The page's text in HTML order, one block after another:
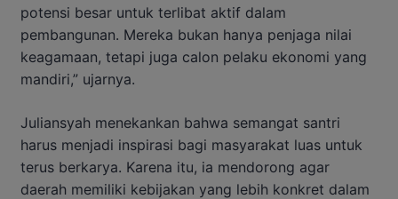
potensi besar untuk terlibat aktif dalam
pembangunan. Mereka bukan hanya penjaga nilai
keagamaan, tetapi juga calon pelaku ekonomi yang
mandiri,” ujarnya.
Juliansyah menekankan bahwa semangat santri
harus menjadi inspirasi bagi masyarakat luas untuk
terus berkarya. Karena itu, ia mendorong agar
daerah memiliki kebijakan yang lebih konkret dalam